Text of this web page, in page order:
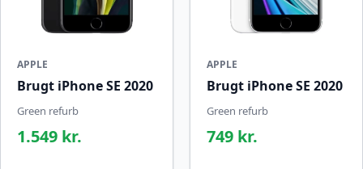
APPLE
Brugt iPhone SE 2020
Green refurb
1.549 kr.
APPLE
Brugt iPhone SE 2020
Green refurb
749 kr.